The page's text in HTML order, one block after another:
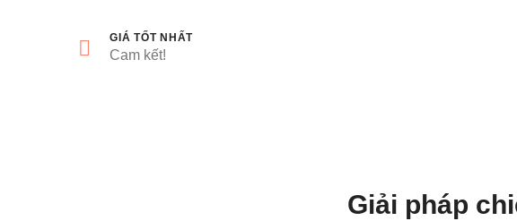
Giải pháp
GIÁ TỐT NHẤT
Cam kết!